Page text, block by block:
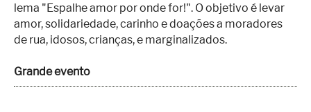
lema "Espalhe amor por onde for!". O objetivo é levar
amor, solidariedade, carinho e doações a moradores
de rua, idosos, crianças, e marginalizados.
Grande evento